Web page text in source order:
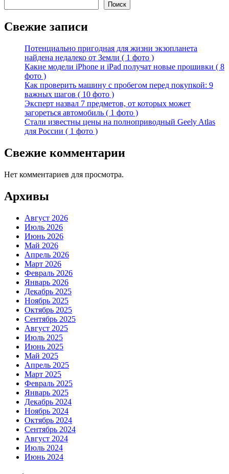
Поиск
Свежие записи
Потенциально пригодная для жизни экзопланета
найдена недалеко от Земли ( 1 фото )
Какие модели iPhone и iPad получат новые прошивки ( 8
фото )
Как проверить машину с пробегом перед покупкой: 9
важных шагов ( 10 фото )
Эксперт назвал 7 предметов, от которых может
загореться автомобиль ( 1 фото )
Стали известны цены на полноприводный Geely Atlas
для России ( 1 фото )
Свежие комментарии
Нет комментариев для просмотра.
Архивы
Август 2026
Июль 2026
Июнь 2026
Май 2026
Апрель 2026
Март 2026
Февраль 2026
Январь 2026
Декабрь 2025
Ноябрь 2025
Октябрь 2025
Сентябрь 2025
Август 2025
Июль 2025
Июнь 2025
Май 2025
Апрель 2025
Март 2025
Февраль 2025
Январь 2025
Декабрь 2024
Ноябрь 2024
Октябрь 2024
Сентябрь 2024
Август 2024
Июль 2024
Июнь 2024